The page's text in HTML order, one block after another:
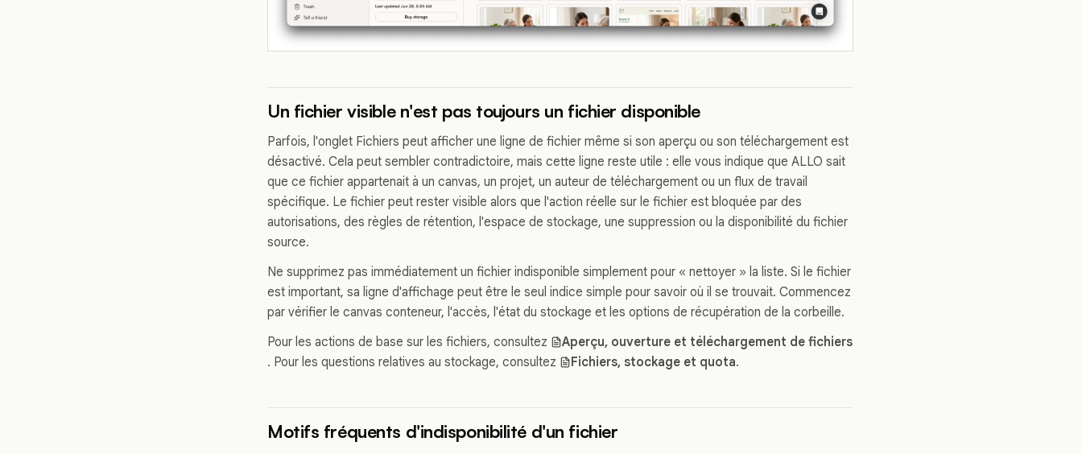
Un fichier visible n'est pas toujours un fichier disponible
Parfois, l'onglet Fichiers peut afficher une ligne de fichier même si son aperçu ou son téléchargement est
désactivé. Cela peut sembler contradictoire, mais cette ligne reste utile : elle vous indique que ALLO sait
que ce fichier appartenait à un canvas, un projet, un auteur de téléchargement ou un flux de travail
spécifique. Le fichier peut rester visible alors que l'action réelle sur le fichier est bloquée par des
autorisations, des règles de rétention, l'espace de stockage, une suppression ou la disponibilité du fichier
source.
Ne supprimez pas immédiatement un fichier indisponible simplement pour « nettoyer » la liste. Si le fichier
est important, sa ligne d'affichage peut être le seul indice simple pour savoir où il se trouvait. Commencez
par vérifier le canvas conteneur, l'accès, l'état du stockage et les options de récupération de la corbeille.
Pour les actions de base sur les fichiers, consultez
Aperçu, ouverture et téléchargement de fichiers
. Pour les questions relatives au stockage, consultez
Fichiers, stockage et quota.
Motifs fréquents d'indisponibilité d'un fichier